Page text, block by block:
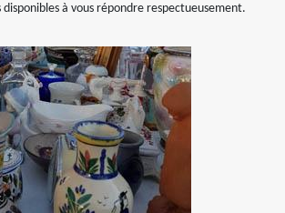
disponibles à vous répondre respectueusement.